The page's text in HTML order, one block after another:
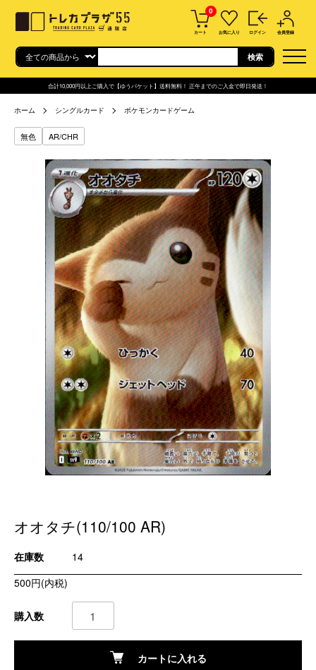
0
カート お気に入り ログイン 会員登録
合計10,000円以上ご購入で【ゆうパケット】送料無料！ 正午までのご入金で即日発送！
ホーム シングルカード ポケモンカードゲーム
無色 AR/CHR
オオタチ(110/100 AR)
在庫数
14
500円(内税)
購入数
カートに入れる